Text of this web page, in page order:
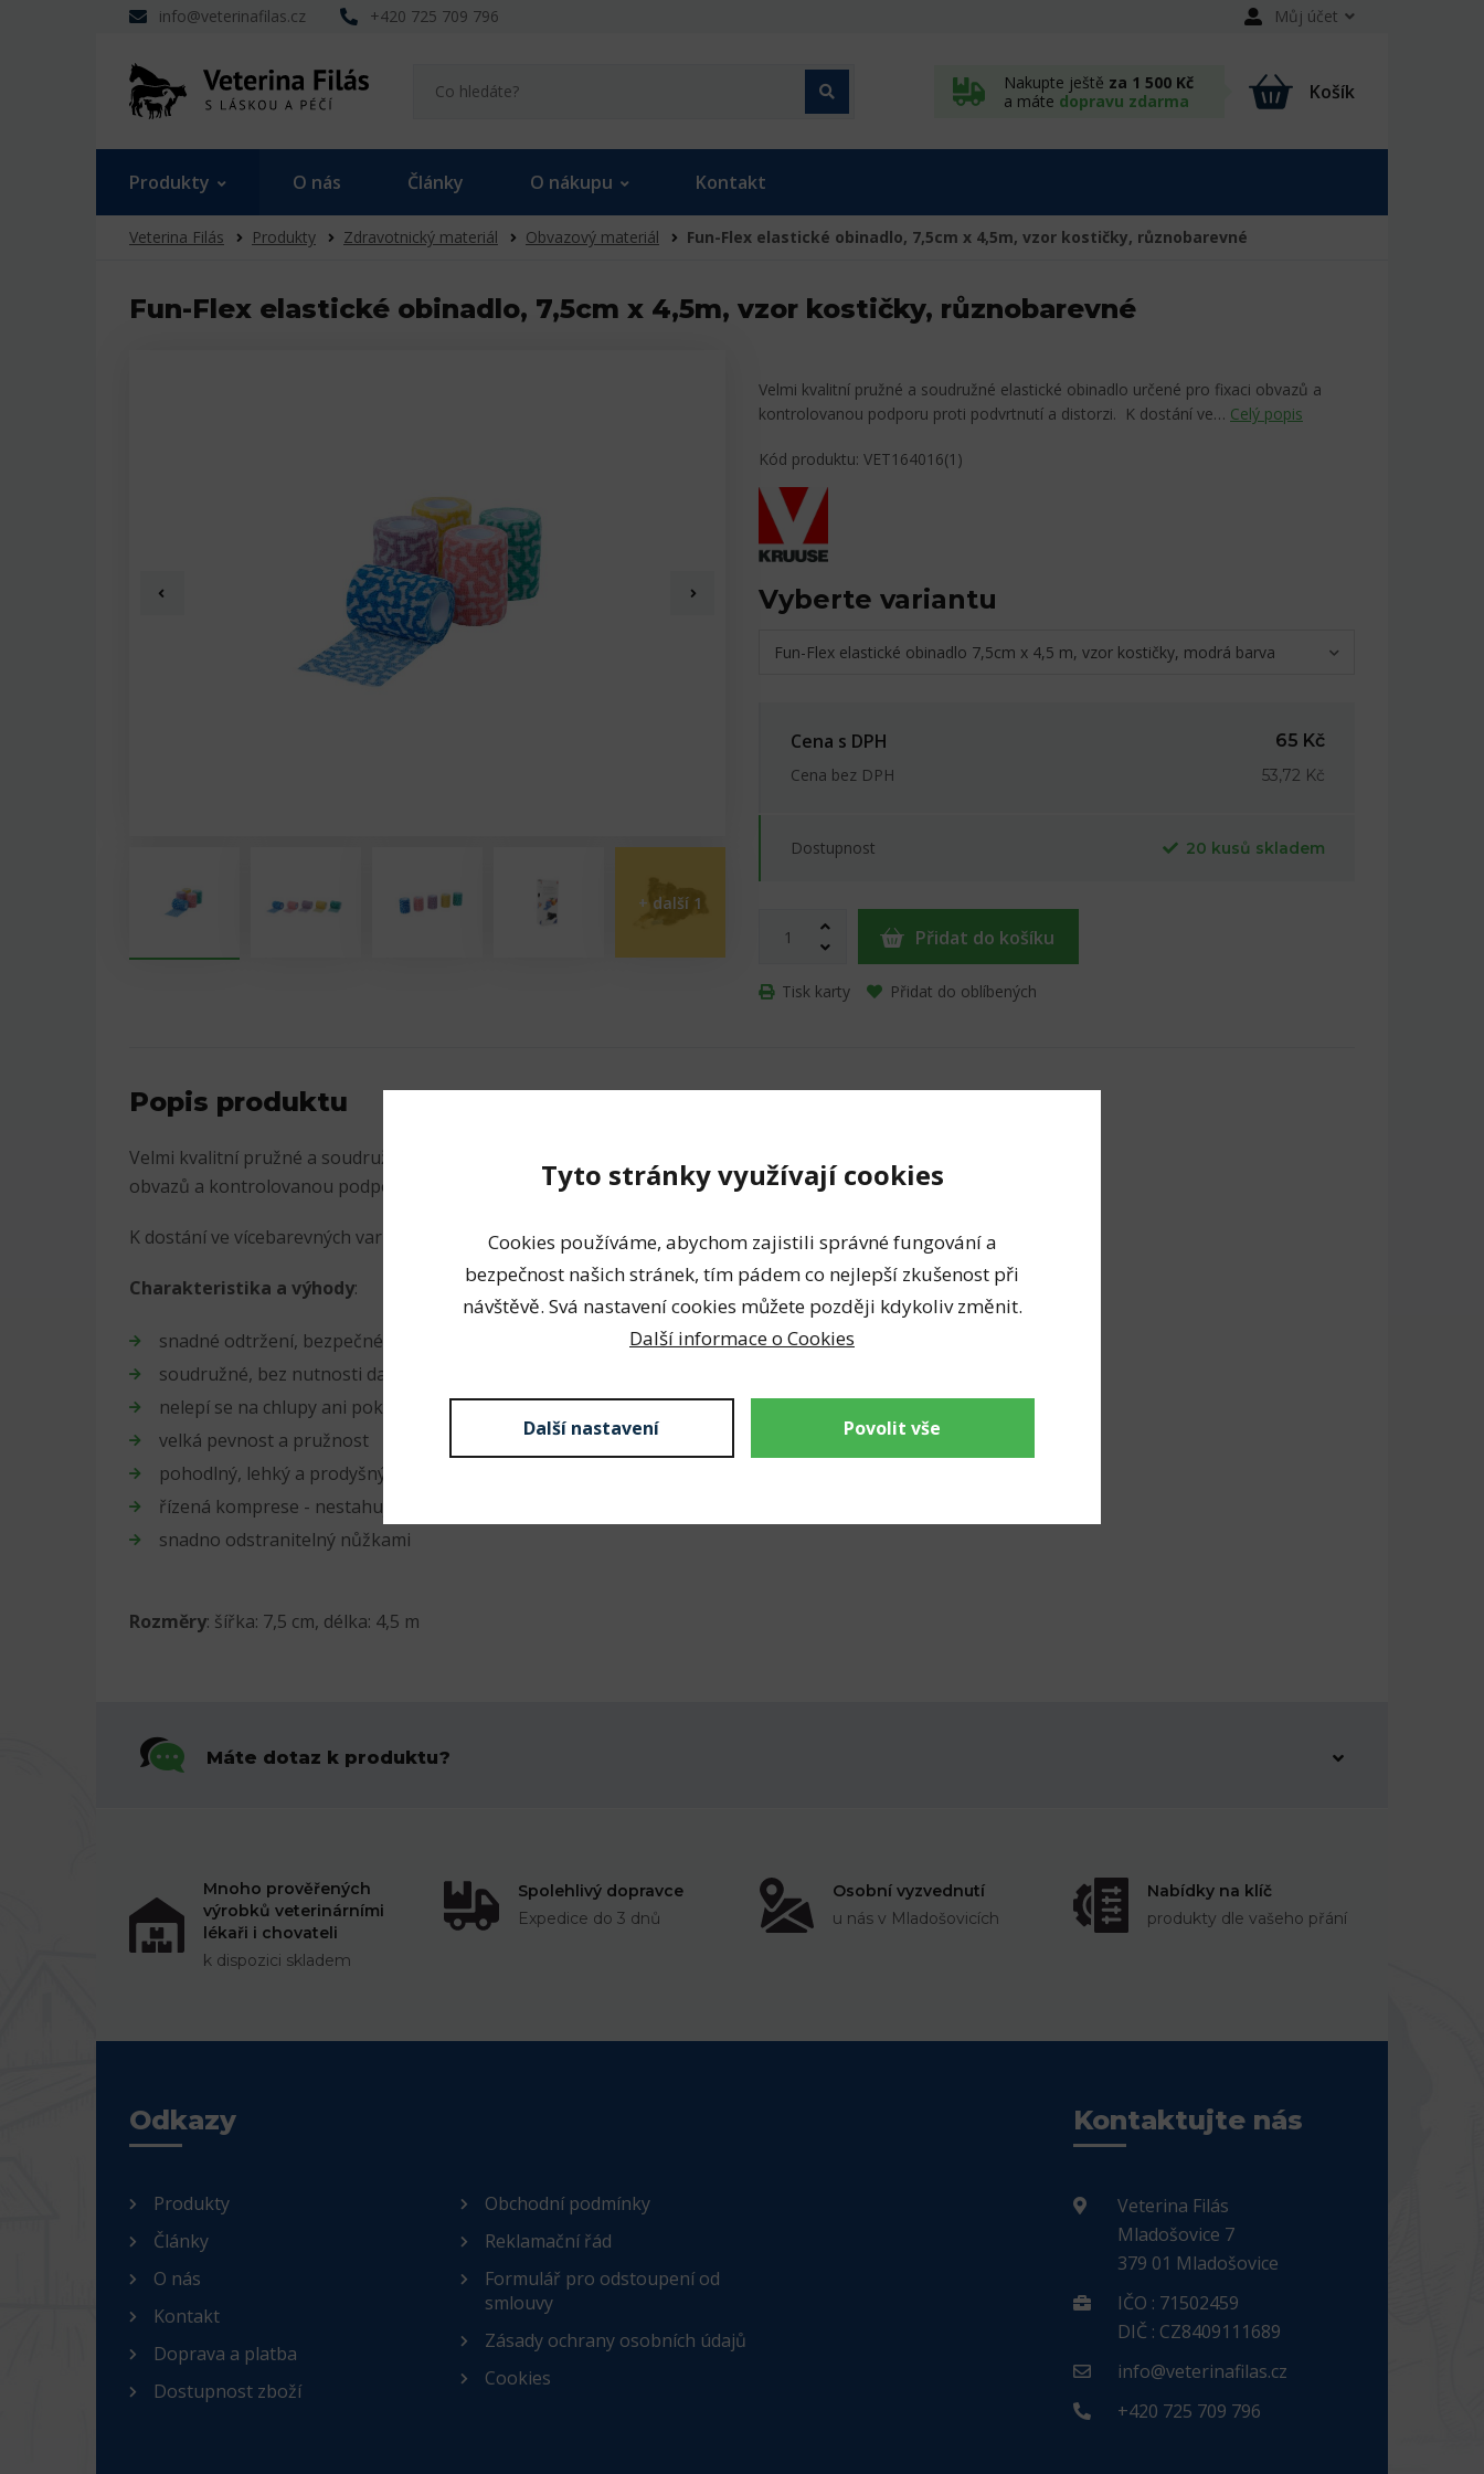
info@veterinafilas.cz +420 725 709 796 Můj účet
Nakupte ještě za 1 500 Kč
a máte dopravu zdarma Košík
Produkty O nás Články O nákupu Kontakt
Veterina Filás Produkty Zdravotnický materiál Obvazový materiál Fun-Flex elastické obinadlo, 7,5cm x 4,5m, vzor kostičky, různobarevné
Fun-Flex elastické obinadlo, 7,5cm x 4,5m, vzor kostičky, různobarevné
+ další 1
Velmi kvalitní pružné a soudružné elastické obinadlo určené pro fixaci obvazů a
kontrolovanou podporu proti podvrtnutí a distorzi. K dostání ve… Celý popis
Kód produktu: VET164016(1)
Vyberte variantu
Fun-Flex elastické obinadlo 7,5cm x 4,5 m, vzor kostičky, modrá barva
Cena s DPH
65 Kč
Cena bez DPH
53,72 Kč
Dostupnost 20 kusů skladem
Přidat do košíku
Tisk karty Přidat do oblíbených
Popis produktu
Velmi kvalitní pružné a soudružné elastické obinadlo určené pro fixaci
obvazů a kontrolovanou podporu proti podvrtnutí a distorzi.
K dostání ve vícebarevných variantách.
Charakteristika a výhody:
snadné odtržení, bezpečné a efektivní použití
soudružné, bez nutnosti další fixace
nelepí se na chlupy ani pokožku
velká pevnost a pružnost
pohodlný, lehký a prodyšný materiál
řízená komprese - nestahuje, pokud je nesprávně aplikován
snadno odstranitelný nůžkami
Rozměry: šířka: 7,5 cm, délka: 4,5 m
Máte dotaz k produktu?
Mnoho prověřených
výrobků veterinárními
lékaři i chovateli
k dispozici skladem
Spolehlivý dopravce
Expedice do 3 dnů
Osobní vyzvednutí
u nás v Mladošovicích
Nabídky na klíč
produkty dle vašeho přání
Odkazy
Produkty
Články
O nás
Kontakt
Doprava a platba
Dostupnost zboží
Obchodní podmínky
Reklamační řád
Formulář pro odstoupení od
smlouvy
Zásady ochrany osobních údajů
Cookies
Kontaktujte nás
Veterina Filás
Mladošovice 7
379 01 Mladošovice
IČO : 71502459
DIČ : CZ8409111689
info@veterinafilas.cz
+420 725 709 796
Tyto stránky využívají cookies
Cookies používáme, abychom zajistili správné fungování a
bezpečnost našich stránek, tím pádem co nejlepší zkušenost při
návštěvě. Svá nastavení cookies můžete později kdykoliv změnit.
Další informace o Cookies
Další nastavení Povolit vše